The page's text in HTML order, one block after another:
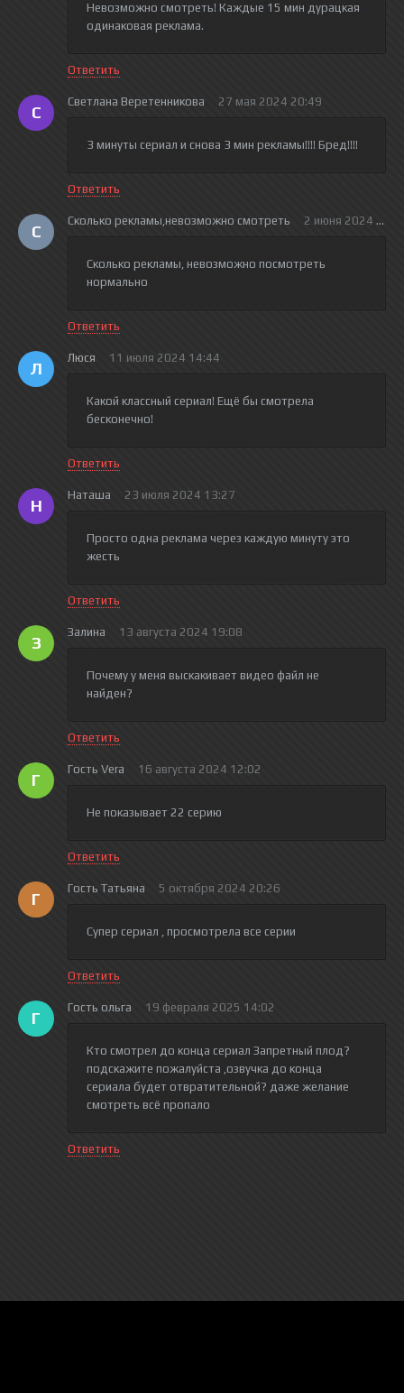
Невозможно смотреть! Каждые 15 мин дурацкая
одинаковая реклама.
Ответить
С
Светлана Веретенникова 27 мая 2024 20:49
3 минуты сериал и снова 3 мин рекламы!!!! Бред!!!!
Ответить
С
Сколько рекламы,невозможно смотреть 2 июня 2024
Сколько рекламы, невозможно посмотреть
нормально
Ответить
Л
Люся 11 июля 2024 14:44
Какой классный сериал! Ещё бы смотрела
бесконечно!
Ответить
Н
Наташа 23 июля 2024 13:27
Просто одна реклама через каждую минуту это
жесть
Ответить
З
Залина 13 августа 2024 19:08
Почему у меня выскакивает видео файл не
найден?
Ответить
Г
Гость Vera 16 августа 2024 12:02
Не показывает 22 серию
Ответить
Г
Гость Татьяна 5 октября 2024 20:26
Супер сериал , просмотрела все серии
Ответить
Г
Гость ольга 19 февраля 2025 14:02
Кто смотрел до конца сериал Запретный плод?
подскажите пожалуйста ,озвучка до конца
сериала будет отвратительной? даже желание
смотреть всё пропало
Ответить